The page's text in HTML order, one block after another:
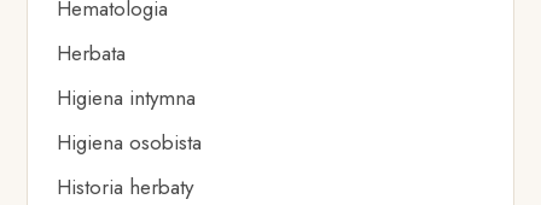
Hematologia
Herbata
Higiena intymna
Higiena osobista
Historia herbaty